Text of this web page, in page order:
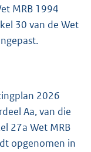
MRB 1994
30 van de Wet
2026
Aa, van die
27a Wet MRB
opgenomen in